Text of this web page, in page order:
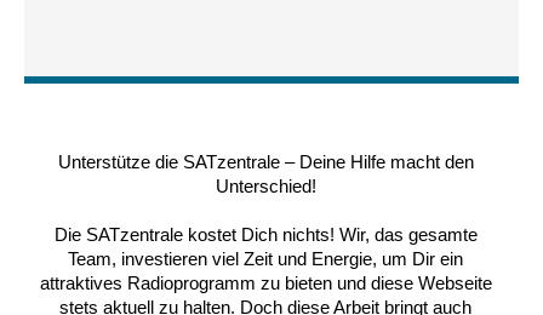
Unterstütze die SATzentrale – Deine Hilfe macht den
Unterschied!
Die SATzentrale kostet Dich nichts! Wir, das gesamte
Team, investieren viel Zeit und Energie, um Dir ein
attraktives Radioprogramm zu bieten und diese Webseite
stets aktuell zu halten. Doch diese Arbeit bringt auch